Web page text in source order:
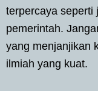
terpercaya seperti
pemerintah.
yang menjanjikan
ilmiah yang kuat.